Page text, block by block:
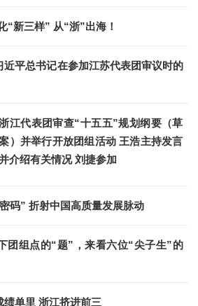
“新三样” 从“浙”出海！
近平总书记在参加江苏代表团审议时的
江代表团审查“十五五”规划纲要（草
）并举行开放团组活动 王浩主持发言
介绍有关情况 刘捷参加
码” 折射中国高质量发展脉动
团组点的“题”，来看六位“尖子生”的
绩单里 浙江挤进前三